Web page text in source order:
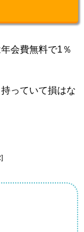
会費無料で1％
っていて損はな